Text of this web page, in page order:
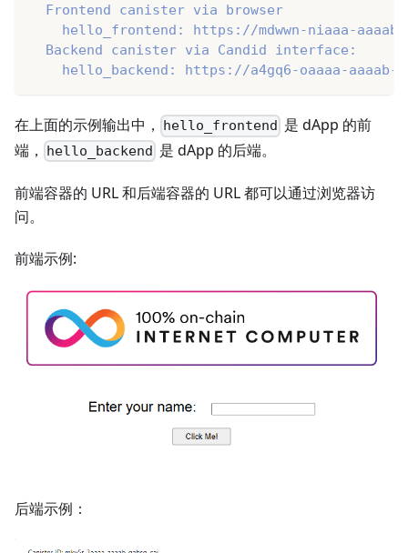
  Frontend canister via browser
hello_frontend: https://mdwwn-niaaa-
  Backend canister via Candid interface:
hello_backend: https://a4gq6-oaaaa-aaaab-
在上面的示例输出中， hello_frontend 是 dApp 的前
端，
hello_backend 是 dApp 的后端。
前端容器的 URL 和后端容器的 URL 都可以通过浏览器访
问。
前端示例:
后端示例：